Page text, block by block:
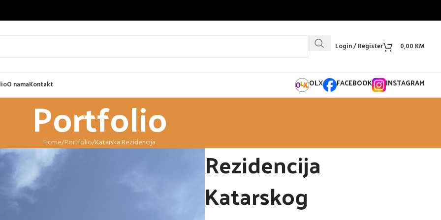
Login / Register 0,00 KM
O namaKontakt OLX FACEBOOK INSTAGRAM
Portfolio
Home Portfolio Katarska Rezidencija
Rezidencija
Katarskog